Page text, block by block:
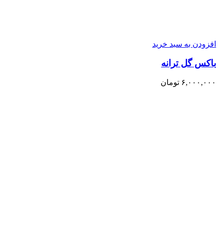
افزودن به سبد خرید
باکس گل ترانه
۶,۰۰۰,۰۰۰ تومان